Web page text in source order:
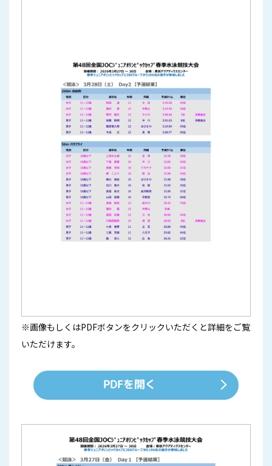
※画像もしくはPDFボタンをクリックいただくと詳細をご覧
いただけます。
PDFを開く